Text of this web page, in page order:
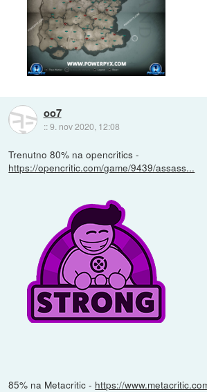
oo7
::9. nov 2020, 12:08
Trenutno 80% na opencritics -
https://opencritic.com/game/9439/assass...
85% na Metacritic - https://